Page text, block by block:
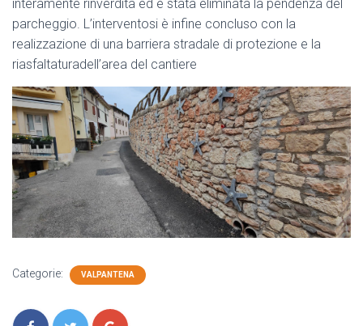
interamente rinverdita ed è stata eliminata la pendenza del
parcheggio. L’interventosi è infine concluso con la
realizzazione di una barriera stradale di protezione e la
riasfaltaturadell’area del cantiere
Categorie: VALPANTENA